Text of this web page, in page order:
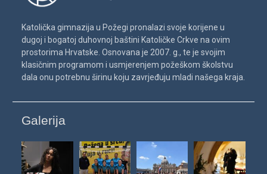
Katolička gimnazija u Požegi pronalazi svoje korijene u
dugoj i bogatoj duhovnoj baštini Katoličke Crkve na ovim
prostorima Hrvatske. Osnovana je 2007. g., te je svojim
klasičnim programom i usmjerenjem požeškom školstvu
dala onu potrebnu širinu koju zavrjeđuju mladi našega kraja.
Galerija